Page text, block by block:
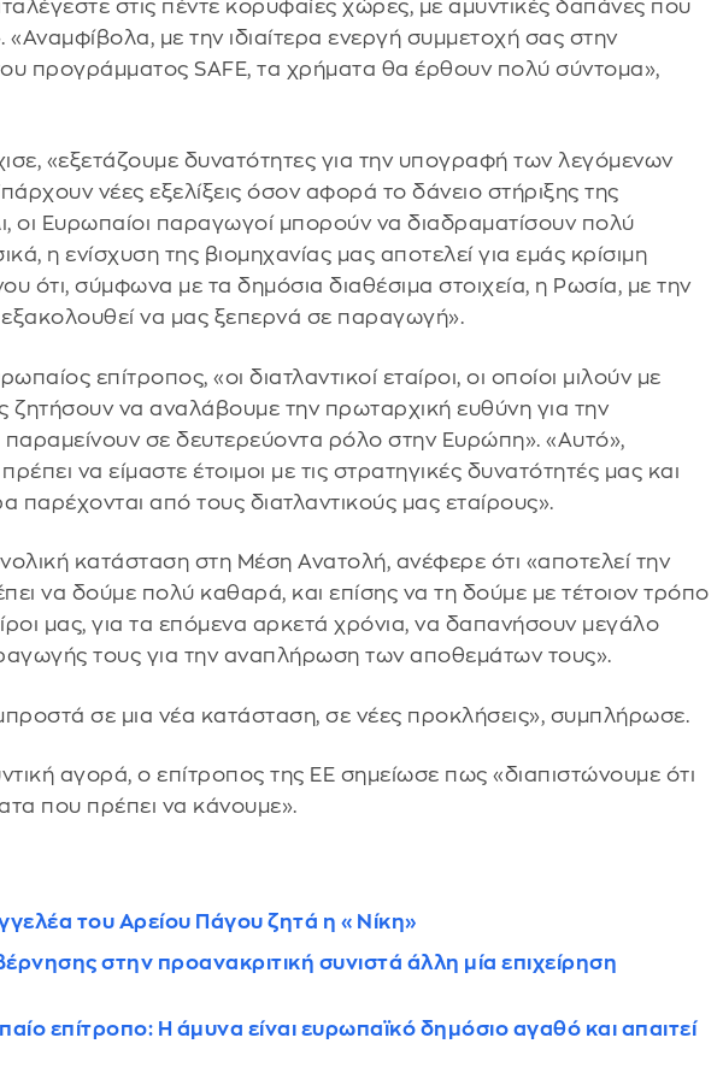
στις πέντε κορυφαίες χώρες, με αμυντικές δαπάνες που
με την ιδιαίτερα ενεργή συμμετοχή σας στην
προγράμματος SAFE, τα χρήματα θα έρθουν πολύ σύντομα»,
«εξετάζουμε δυνατότητες για την υπογραφή των λεγόμενων
νέες εξελίξεις όσον αφορά το δάνειο στήριξης της
οι Ευρωπαίοι παραγωγοί μπορούν να διαδραματίσουν πολύ
η ενίσχυση της βιομηχανίας μας αποτελεί για εμάς κρίσιμη
ότι, σύμφωνα με τα δημόσια διαθέσιμα στοιχεία, η Ρωσία, με την
εξακολουθεί να μας ξεπερνά σε παραγωγή».
επίτροπος, «οι διατλαντικοί εταίροι, οι οποίοι μιλούν με
ζητήσουν να αναλάβουμε την πρωταρχική ευθύνη για την
σε δευτερεύοντα ρόλο στην Ευρώπη». «Αυτό»,
να είμαστε έτοιμοι με τις στρατηγικές δυνατότητές μας και
από τους διατλαντικούς μας εταίρους».
κατάσταση στη Μέση Ανατολή, ανέφερε ότι «αποτελεί την
να δούμε πολύ καθαρά, και επίσης να τη δούμε με τέτοιον τρόπο
μας, για τα επόμενα αρκετά χρόνια, να δαπανήσουν μεγάλο
τους για την αναπλήρωση των αποθεμάτων τους».
σε μια νέα κατάσταση, σε νέες προκλήσεις», συμπλήρωσε.
αγορά, ο επίτροπος της ΕΕ σημείωσε πως «διαπιστώνουμε ότι
που πρέπει να κάνουμε».
του Αρείου Πάγου ζητά η «Νίκη»
στην προανακριτική συνιστά άλλη μία επιχείρηση
επίτροπο: Η άμυνα είναι ευρωπαϊκό δημόσιο αγαθό και απαιτεί